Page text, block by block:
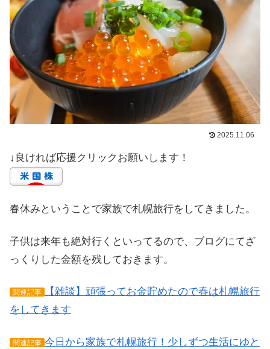
2025.11.06
↓良ければ応援クリックお願いします！
春休みということで家族で札幌旅行をしてきました。
子供は来年も絶対行くといってるので、ブログにてざ
っくりした金額を残しておきます。
関連記事
【雑談】頑張ってお金貯めたので春は札幌旅行
をしてきます
関連記事 今日から家族で札幌旅行！少しずつ生活にゆと